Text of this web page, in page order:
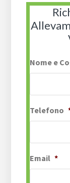
Nome e
Telefono
Email *